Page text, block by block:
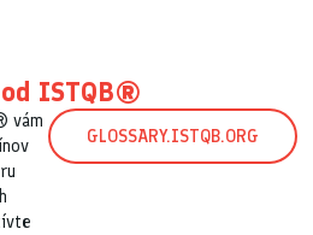
ISTQB®
vám
GLOSSARY.ISTQB.ORG